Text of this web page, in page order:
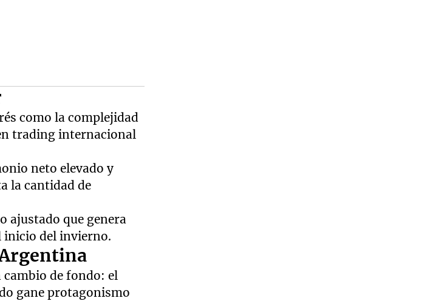
como la complejidad
trading internacional
neto elevado y
la cantidad de
ajustado que genera
inicio del invierno.
de fondo: el
gane protagonismo